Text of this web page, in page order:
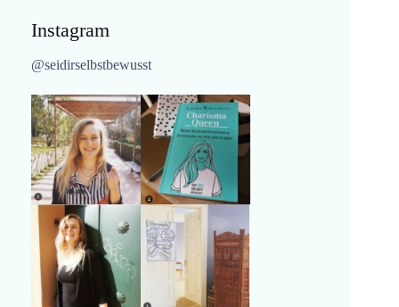
Instagram
@seidirselbstbewusst